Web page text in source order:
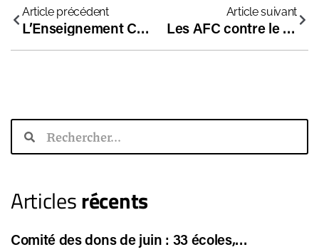
Article précédent
L’Enseignement Catholique défend les écoles hors contrat
Article suivant
Les AFC contre le projet anti-hors-contrat
Articlesrécents
Comité des dons de juin : 33 écoles,…